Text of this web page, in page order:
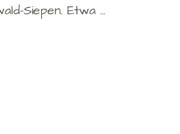
Siepen. Etwa …